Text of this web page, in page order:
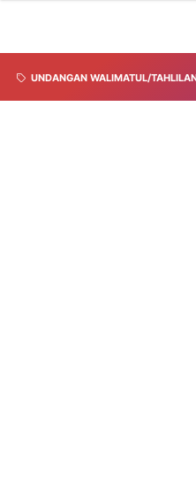
UNDANGAN WALIMATUL/